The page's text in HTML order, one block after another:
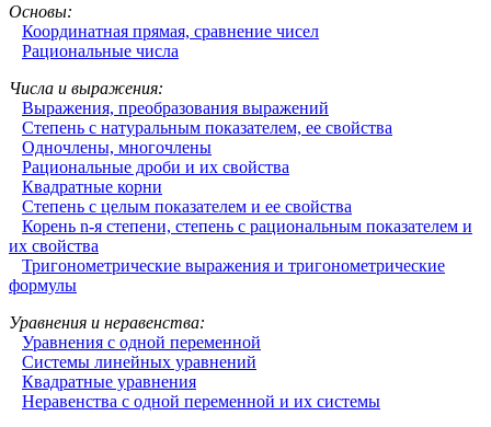
Основы:
Координатная прямая, сравнение чисел
Рациональные числа
Числа и выражения:
Выражения, преобразования выражений
Степень с натуральным показателем, ее свойства
Одночлены, многочлены
Рациональные дроби и их свойства
Квадратные корни
Степень с целым показателем и ее свойства
Корень n-я степени, степень с рациональным показателем и
их свойства
Тригонометрические выражения и тригонометрические
формулы
Уравнения и неравенства:
Уравнения с одной переменной
Системы линейных уравнений
Квадратные уравнения
Неравенства с одной переменной и их системы